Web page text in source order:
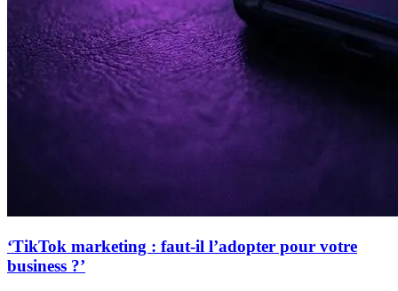
‘TikTok marketing : faut-il l’adopter pour votre
business ?’